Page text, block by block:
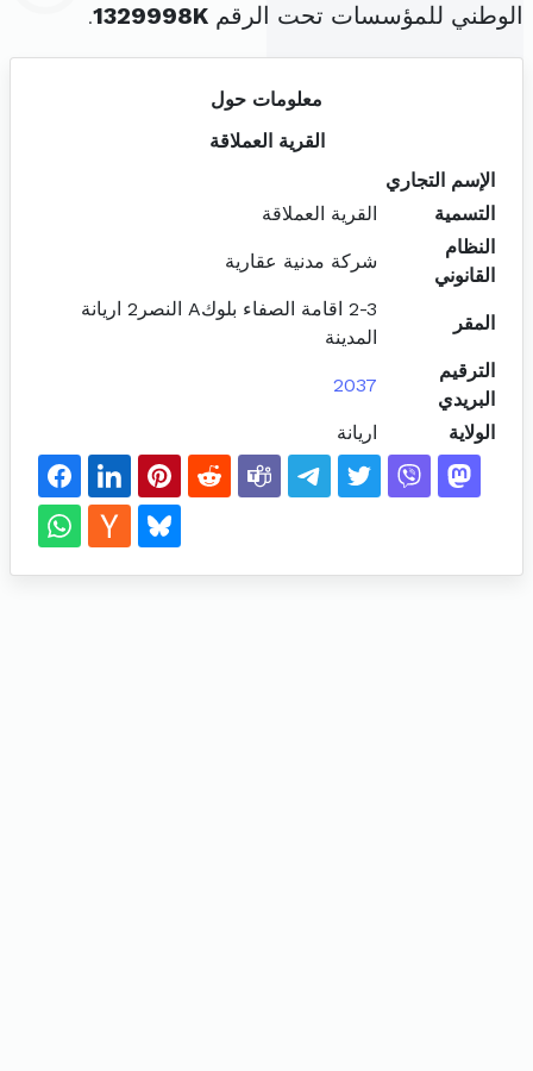
الوطني للمؤسسات تحت الرقم 1329998K
.
معلومات حول
القرية العملاقة
الإسم التجاري
التسمية
القرية العملاقة
النظام
القانوني
شركة مدنية عقارية
المقر
2-3 اقامة الصفاء بلوكA النصر2 اريانة
المدينة
الترقيم
البريدي
2037
الولاية اريانة